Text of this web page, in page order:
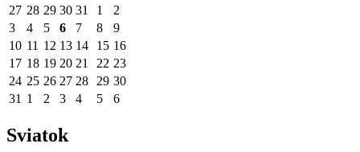
27 28 29 30 31 1
2
3
4 5 6 7 8
9
10 11 12 13 14 15 16
17 18 19 20 21 22 23
24 25 26 27 28 29 30
31 1 2 3 4 5 6
Sviatok